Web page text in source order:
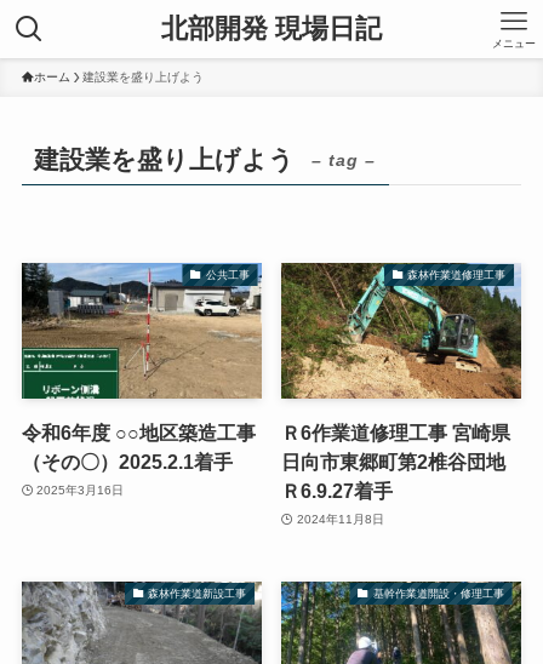
北部開発 現場日記 メニュー
ホーム 建設業を盛り上げよう
建設業を盛り上げよう – tag –
公共工事
令和6年度 ○○地区築造工事
（その〇）2025.2.1着手
2025年3月16日
森林作業道修理工事
Ｒ6作業道修理工事 宮崎県
日向市東郷町第2椎谷団地
Ｒ6.9.27着手
2024年11月8日
森林作業道新設工事 基幹作業道開設・修理工事